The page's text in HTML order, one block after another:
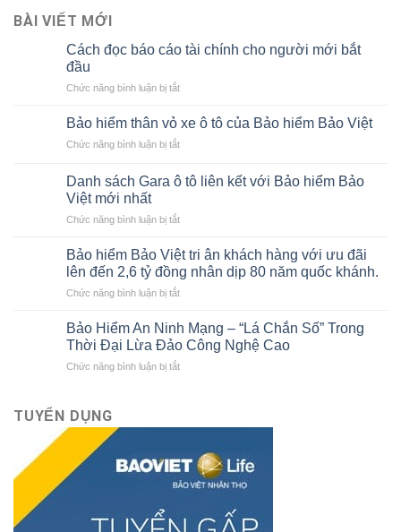
BÀI VIẾT MỚI
Cách đọc báo cáo tài chính cho người mới bắt
đầu
Chức năng bình luận bị tắtở
cáo
chính
mới
đầu
Bảo hiểm thân vỏ xe ô tô của Bảo hiểm Bảo Việt
Chức năng bình luận bị tắtở
hiểm
thân
xe
tô
Bảo
hiểm
Việt
Danh sách Gara ô tô liên kết với Bảo hiểm Bảo
Việt mới nhất
Chức năng bình luận bị tắtở
sách
Gara
ô
tô
kết
với
hiểm
Bảo hiểm Bảo Việt tri ân khách hàng với ưu đãi
lên đến 2,6 tỷ đồng nhân dịp 80 năm quốc khánh.
Chức năng bình luận bị tắtở
hiểm
Bảo
Việt
tri
với
đãi
lên
đến
tỷ
Bảo Hiểm An Ninh Mạng – “Lá Chắn Số” Trong
Thời Đại Lừa Đảo Công Nghệ Cao
Chức năng bình luận bị tắtở
Ninh
–
“Lá
Chắn
Trong
TUYỂN DỤNG